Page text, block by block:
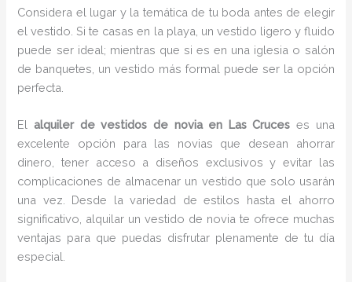
Considera el lugar y la temática de tu boda antes de elegir
el vestido. Si te casas en la playa, un vestido ligero y fluido
puede ser ideal; mientras que si es en una iglesia o salón
de banquetes, un vestido más formal puede ser la opción
perfecta.
Elalquiler de vestidos de novia en Las Cruces es una
excelente opción para las novias que desean ahorrar
dinero, tener acceso a diseños exclusivos y evitar las
complicaciones de almacenar un vestido que solo usarán
una vez. Desde la variedad de estilos hasta el ahorro
significativo, alquilar un vestido de novia te ofrece muchas
ventajas para que puedas disfrutar plenamente de tu día
especial.